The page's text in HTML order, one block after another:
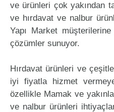
ve ürünleri çok yakından
ve hırdavat ve nalbur
Yapı Market
çözümler sunuyor.
Hırdavat ürünleri ve
iyi fiyatla hizmet
özellikle Mamak ve
ve nalbur ürünleri